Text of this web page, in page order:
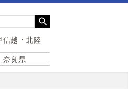
信越・北陸
奈良県